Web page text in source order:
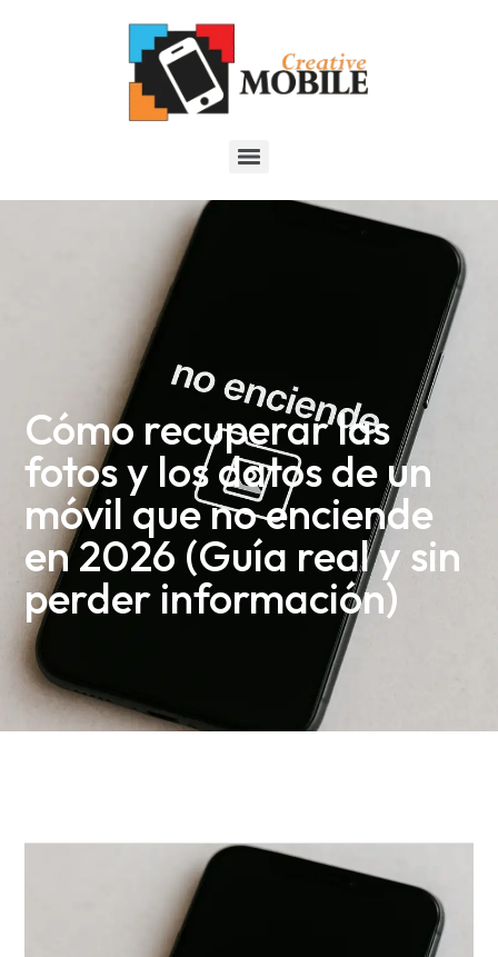
Cómo recuperar las
fotos y los datos de un
móvil que no enciende
en 2026 (Guía real y sin
perder información)